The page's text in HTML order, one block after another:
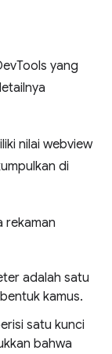
yang
nilai webview
di
rekaman
adalah satu
kamus.
satu kunci
bahwa